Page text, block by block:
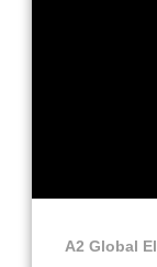
A2 Global